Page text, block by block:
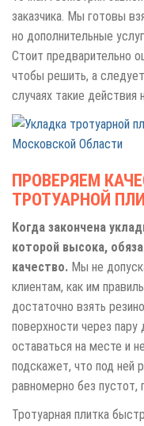
заказчика. Мы готовы
но дополнительные
Стоит предварительно
чтобы решить, а
случаях такие
ПРОВЕРЯЕМ
ТРОТУАРНОЙ
Когда закончена
которой высока,
качество. Мы не
клиентам, как им
достаточно взять
поверхности через
оставаться на месте и
подскажет, что под ней
равномерно без
Тротуарная плитка